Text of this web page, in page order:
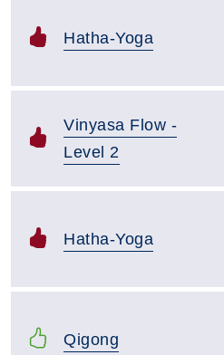
Hatha-Yoga
Vinyasa Flow -
Level 2
Hatha-Yoga
Qigong